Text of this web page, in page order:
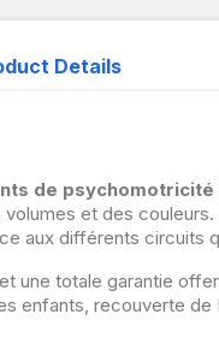
Details
de psychomotricité
et des
aux différents circuits
une totale garantie
enfants, recouverte